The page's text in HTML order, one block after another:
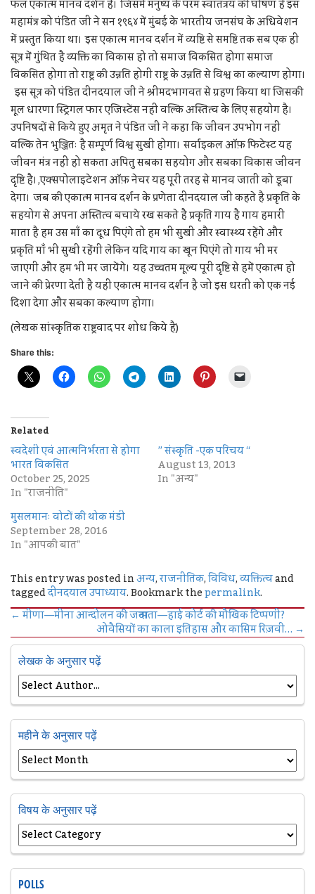
फल एकात्म मानव दर्शन है। जिसमे मनुष्य के परम स्वातंत्रय की घोषण है इस
महामंत्र को पंडित जी ने सन १९६४ में मुंबई के भारतीय जनसंघ के अधिवेशन
में प्रस्तुत किया था। इस एकात्म मानव दर्शन में व्यष्टि से समष्टि तक सब एक ही
सूत्र में गुंथित है व्यक्ति का विकास हो तो समाज विकसित होगा समाज
विकसित होगा तो राष्ट्र की उन्नति होगी राष्ट्र के उन्नति से विश्व का कल्याण होगा।
इस सूत्र को पंडित दीनदयाल जी ने श्रीमदभागवत से ग्रहण किया था जिसकी
मूल धारणा स्ट्रिगल फार एजिस्टेंस नहीं वल्कि अस्तित्व के लिए सहयोग है।
उपनिषदों से किये हुए अमृत ने पंडित जी ने कहा कि जीवन उपभोग नहीं
वल्कि तेन भुञ्जितः है सम्पूर्ण विश्व सुखी होगा। सर्वाइकल ऑफ़ फिटेस्ट यह
जीवन मंत्र नहीं हो सकता अपितु सबका सहयोग और सबका विकास जीवन
दृष्टि है। ,एक्सपोलाइटेशन ऑफ़ नेचर यह पूरी तरह से मानव जाती को डूबा
देगा। जब की एकात्म मानव दर्शन के प्रणेता दीनदयाल जी कहते है प्रकृति के
सहयोग से अपना अस्तित्व बचाये रख सकते है प्रकृति गाय है गाय हमारी
माता है हम उस माँ का दूध पिएंगे तो हम भी सुखी और स्वास्थ्य रहेंगे और
प्रकृति माँ भी सुखी रहेंगी लेकिन यदि गाय का खून पिएंगे तो गाय भी मर
जाएगी और हम भी मर जायेंगे। यह उच्चतम मूल्य पूरी दृष्टि से हमें एकात्म हो
जाने की प्रेरणा देती है यही एकात्म मानव दर्शन है जो इस धरती को एक नई
दिशा देगा और सबका कल्याण होगा।
(लेखक सांस्कृतिक राष्ट्रवाद पर शोध किये है)
Share this:
Related
स्वदेशी एवं आत्मनिर्भरता से होगा
भारत विकसित
October 25, 2025
In "राजनीति"
” संस्कृति -एक परिचय “
August 13, 2013
In "अन्य"
मुसलमानः वोटों की थोक मंडी
September 28, 2016
In "आपकी बात"
This entry was posted inअन्य,राजनीतिक,विविध,व्यक्तित्वand
taggedदीनदयाल उपाध्याय. Bookmark thepermalink.
←मीणा—मीना आन्दोलन की जन्मदाता—हाई कोर्ट की मौखिक टिप्पणी?
ओवैसियों का काला इतिहास और कासिम रिज़वी… →
लेखक के अनुसार पढ़ें
महीने के अनुसार पढ़ें
विषय के अनुसार पढ़ें
POLLS